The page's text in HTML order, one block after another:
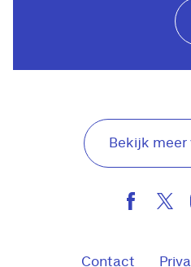
Bekijk meer
Contact